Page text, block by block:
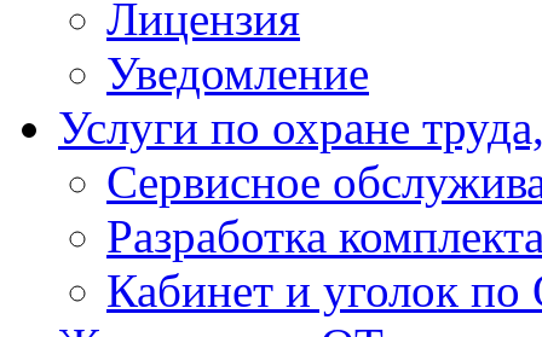
Лицензия
Уведомление
Услуги по охране
Сервисное
Разработка
Кабинет и уголок